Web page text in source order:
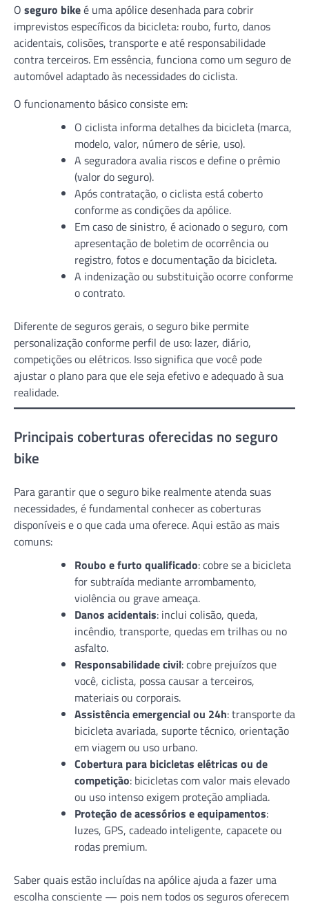
O seguro bikeé uma apólice desenhada para cobrir
imprevistos específicos da bicicleta: roubo, furto, danos
acidentais, colisões, transporte e até responsabilidade
contra terceiros. Em essência, funciona como um seguro de
automóvel adaptado às necessidades do ciclista.
O funcionamento básico consiste em:
O ciclista informa detalhes da bicicleta (marca,
modelo, valor, número de série, uso).
A seguradora avalia riscos e define o prêmio
(valor do seguro).
Após contratação, o ciclista está coberto
conforme as condições da apólice.
Em caso de sinistro, é acionado o seguro, com
apresentação de boletim de ocorrência ou
registro, fotos e documentação da bicicleta.
A indenização ou substituição ocorre conforme
o contrato.
Diferente de seguros gerais, o seguro bike permite
personalização conforme perfil de uso: lazer, diário,
competições ou elétricos. Isso significa que você pode
ajustar o plano para que ele seja efetivo e adequado à sua
realidade.
Principais coberturas oferecidas no seguro
bike
Para garantir que o seguro bike realmente atenda suas
necessidades, é fundamental conhecer as coberturas
disponíveis e o que cada uma oferece. Aqui estão as mais
comuns:
Roubo e furto qualificado: cobre se a bicicleta
for subtraída mediante arrombamento,
violência ou grave ameaça.
Danos acidentais: inclui colisão, queda,
incêndio, transporte, quedas em trilhas ou no
asfalto.
Responsabilidade civil: cobre prejuízos que
você, ciclista, possa causar a terceiros,
materiais ou corporais.
Assistência emergencial ou 24h: transporte da
bicicleta avariada, suporte técnico, orientação
em viagem ou uso urbano.
Cobertura para bicicletas elétricas ou de
competição: bicicletas com valor mais elevado
ou uso intenso exigem proteção ampliada.
Proteção de acessórios e equipamentos:
luzes, GPS, cadeado inteligente, capacete ou
rodas premium.
Saber quais estão incluídas na apólice ajuda a fazer uma
escolha consciente — pois nem todos os seguros oferecem